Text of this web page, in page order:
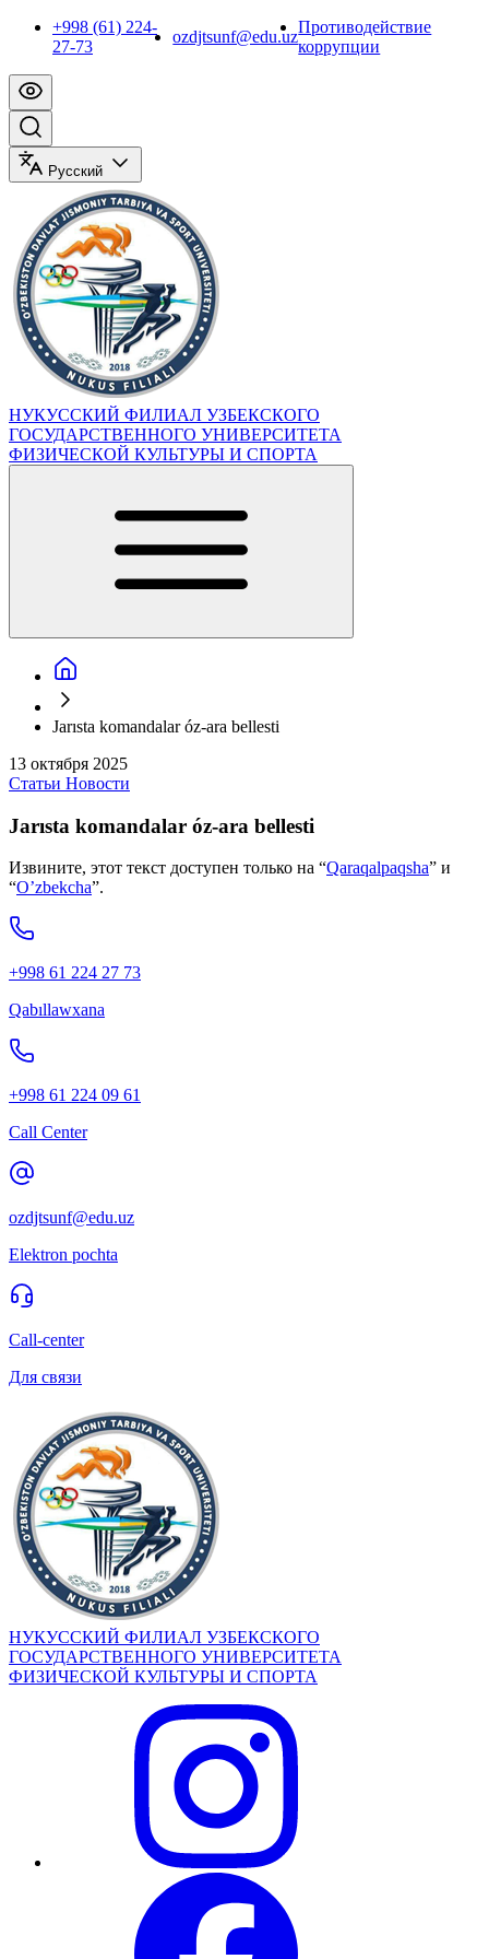
+998 (61) 224-
27-73
ozdjtsunf@edu.uz
Противодействие
коррупции
Русский
НУКУССКИЙ ФИЛИАЛ УЗБЕКСКОГО
ГОСУДАРСТВЕННОГО УНИВЕРСИТЕТА
ФИЗИЧЕСКОЙ КУЛЬТУРЫ И СПОРТА
Jarısta komandalar óz-ara bellesti
13 октября 2025
Статьи Новости
Jarısta komandalar óz-ara bellesti
Извините, этот текст доступен только на “Qaraqalpaqsha” и
“O’zbekcha”.
+998 61 224 27 73
Qabıllawxana
+998 61 224 09 61
Call Center
ozdjtsunf@edu.uz
Elektron pochta
Call-center
Для связи
НУКУССКИЙ ФИЛИАЛ УЗБЕКСКОГО
ГОСУДАРСТВЕННОГО УНИВЕРСИТЕТА
ФИЗИЧЕСКОЙ КУЛЬТУРЫ И СПОРТА